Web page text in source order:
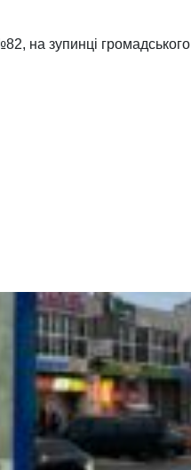
на зупинці